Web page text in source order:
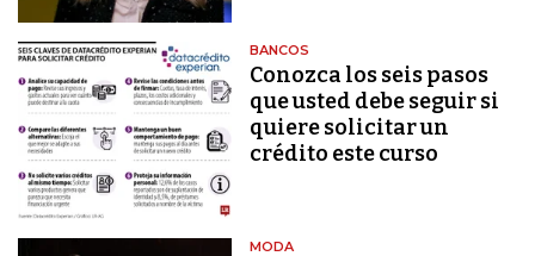
BANCOS
Conozca los seis pasos
que usted debe seguir si
quiere solicitar un
crédito este curso
MODA